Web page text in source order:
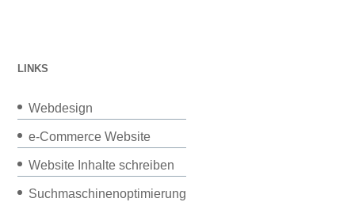
LINKS
Webdesign
e-Commerce Website
Website Inhalte schreiben
Suchmaschinenoptimierung